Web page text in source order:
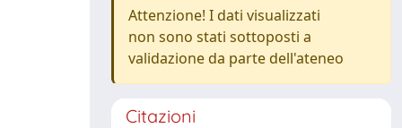
Attenzione! I dati visualizzati
non sono stati sottoposti a
validazione da parte dell'ateneo
Citazioni